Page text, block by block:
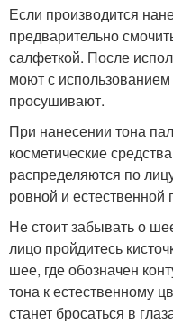
Если производится
предварительно
салфеткой. После
моют с
просушивают.
При нанесении тона
косметические
распределяются по
ровной и естественной
Не стоит забывать о
лицо пройдитесь
шее, где обозначен
тона к естественному
станет бросаться в